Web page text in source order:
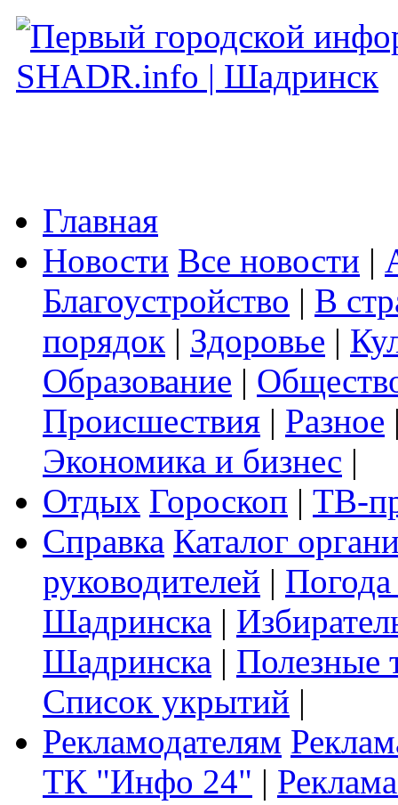
Главная
Новости Все новости |
Благоустройство | В
порядок | Здоровье |
Образование |
Происшествия | Разное
Экономика и бизнес |
Отдых Гороскоп | ТВ-
Справка Каталог
руководителей |
Шадринска |
Шадринска | Полезные
Список укрытий |
Рекламодателям
ТК "Инфо 24" |